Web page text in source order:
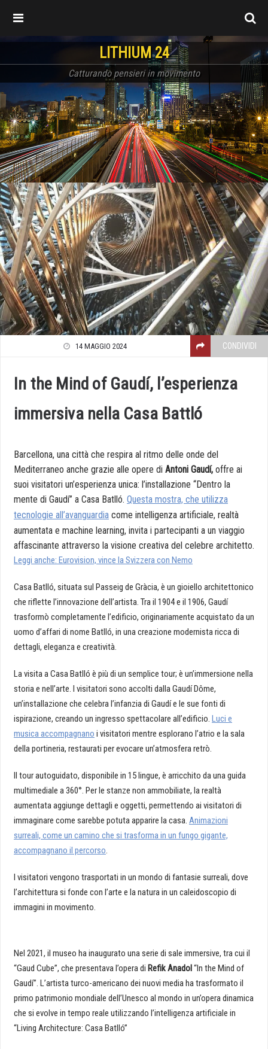
LITHIUM 24
Catturando pensieri in movimento
14 MAGGIO 2024 CONDIVIDI
In the Mind of Gaudí, l’esperienza
immersiva nella Casa Battló
Barcellona, una città che respira al ritmo delle onde del
Mediterraneo anche grazie alle opere di Antoni Gaudí, offre ai
suoi visitatori un’esperienza unica: l’installazione “Dentro la
mente di Gaudí” a Casa Batlló. Questa mostra, che utilizza
tecnologie all’avanguardia come intelligenza artificiale, realtà
aumentata e machine learning, invita i partecipanti a un viaggio
affascinante attraverso la visione creativa del celebre architetto.
Leggi anche: Eurovision, vince la Svizzera con Nemo
Casa Batlló, situata sul Passeig de Gràcia, è un gioiello architettonico
che riflette l’innovazione dell’artista. Tra il 1904 e il 1906, Gaudí
trasformò completamente l’edificio, originariamente acquistato da un
uomo d’affari di nome Batlló, in una creazione modernista ricca di
dettagli, eleganza e creatività.
La visita a Casa Batlló è più di un semplice tour; è un’immersione nella
storia e nell’arte. I visitatori sono accolti dalla Gaudí Dôme,
un’installazione che celebra l’infanzia di Gaudí e le sue fonti di
ispirazione, creando un ingresso spettacolare all’edificio. Luci e
musica accompagnano i visitatori mentre esplorano l’atrio e la sala
della portineria, restaurati per evocare un’atmosfera retrò.
Il tour autoguidato, disponibile in 15 lingue, è arricchito da una guida
multimediale a 360°. Per le stanze non ammobiliate, la realtà
aumentata aggiunge dettagli e oggetti, permettendo ai visitatori di
immaginare come sarebbe potuta apparire la casa. Animazioni
surreali, come un camino che si trasforma in un fungo gigante,
accompagnano il percorso.
I visitatori vengono trasportati in un mondo di fantasie surreali, dove
l’architettura si fonde con l’arte e la natura in un caleidoscopio di
immagini in movimento.
Nel 2021, il museo ha inaugurato una serie di sale immersive, tra cui il
“Gaud Cube”, che presentava l’opera di Refik Anadol “In the Mind of
Gaudí”. L’artista turco-americano dei nuovi media ha trasformato il
primo patrimonio mondiale dell’Unesco al mondo in un’opera dinamica
che si evolve in tempo reale utilizzando l’intelligenza artificiale in
“Living Architecture: Casa Batlló”